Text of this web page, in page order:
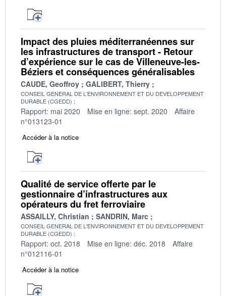
Impact des pluies méditerranéennes sur
les infrastructures de transport - Retour
d’expérience sur le cas de Villeneuve-les-
Béziers et conséquences généralisables
CAUDE, Geoffroy GALIBERT, Thierry
CONSEIL GENERAL DE L'ENVIRONNEMENT ET DU DEVELOPPEMENT
DURABLE (CGEDD)
Rapport: mai 2020 Mise en ligne: sept. 2020
Affaire
n°013123-01
Accéder à la notice
Qualité de service offerte par le
gestionnaire d’infrastructures aux
opérateurs du fret ferroviaire
ASSAILLY, Christian SANDRIN, Marc
CONSEIL GENERAL DE L'ENVIRONNEMENT ET DU DEVELOPPEMENT
DURABLE (CGEDD)
Rapport: oct. 2018 Mise en ligne: déc. 2018
Affaire
n°012116-01
Accéder à la notice